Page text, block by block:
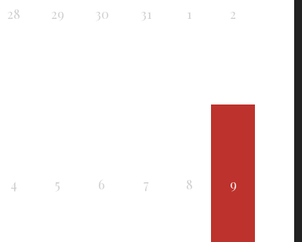
28 29 30 31 1 2
4 5 6 7 8 9